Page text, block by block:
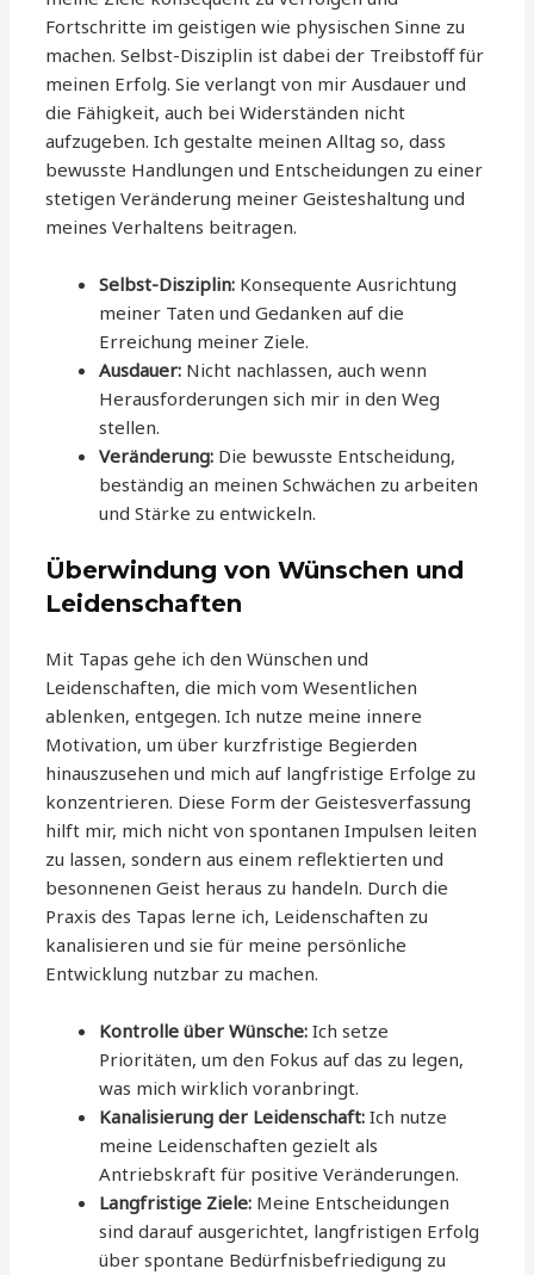
Fortschritte im geistigen wie physischen Sinne zu
machen. Selbst-Disziplin ist dabei der Treibstoff für
meinen Erfolg. Sie verlangt von mir Ausdauer und
die Fähigkeit, auch bei Widerständen nicht
aufzugeben. Ich gestalte meinen Alltag so, dass
bewusste Handlungen und Entscheidungen zu einer
stetigen Veränderung meiner Geisteshaltung und
meines Verhaltens beitragen.
Selbst-Disziplin: Konsequente Ausrichtung
meiner Taten und Gedanken auf die
Erreichung meiner Ziele.
Ausdauer: Nicht nachlassen, auch wenn
Herausforderungen sich mir in den Weg
stellen.
Veränderung: Die bewusste Entscheidung,
beständig an meinen Schwächen zu arbeiten
und Stärke zu entwickeln.
Überwindung von Wünschen und
Leidenschaften
Mit Tapas gehe ich den Wünschen und
Leidenschaften, die mich vom Wesentlichen
ablenken, entgegen. Ich nutze meine innere
Motivation, um über kurzfristige Begierden
hinauszusehen und mich auf langfristige Erfolge zu
konzentrieren. Diese Form der Geistesverfassung
hilft mir, mich nicht von spontanen Impulsen leiten
zu lassen, sondern aus einem reflektierten und
besonnenen Geist heraus zu handeln. Durch die
Praxis des Tapas lerne ich, Leidenschaften zu
kanalisieren und sie für meine persönliche
Entwicklung nutzbar zu machen.
Kontrolle über Wünsche: Ich setze
Prioritäten, um den Fokus auf das zu legen,
was mich wirklich voranbringt.
Kanalisierung der Leidenschaft: Ich nutze
meine Leidenschaften gezielt als
Antriebskraft für positive Veränderungen.
Langfristige Ziele: Meine Entscheidungen
sind darauf ausgerichtet, langfristigen Erfolg
über spontane Bedürfnisbefriedigung zu